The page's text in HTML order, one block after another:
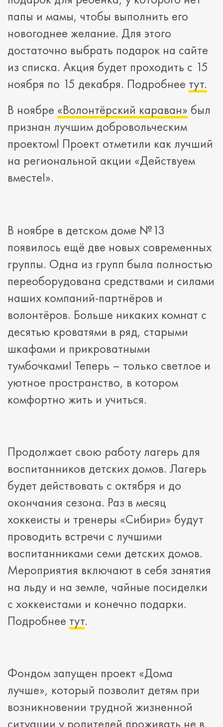
папы и мамы, чтобы выполнить его
новогоднее желание. Для этого
достаточно выбрать подарок на сайте
из списка. Акция будет проходить с 15
ноября по 15 декабря. Подробнее тут.
В ноябре «Волонтёрский караван» был
признан лучшим добровольческим
проектом! Проект отметили как лучший
на региональной акции «Действуем
вместе!».
В ноябре в детском доме №13
появилось ещё две новых современных
группы. Одна из групп была полностью
переоборудована средствами и силами
наших компаний-партнёров и
волонтёров. Больше никаких комнат с
десятью кроватями в ряд, старыми
шкафами и прикроватными
тумбочками! Теперь – только светлое и
уютное пространство, в котором
комфортно жить и учиться.
Продолжает свою работу лагерь для
воспитанников детских домов. Лагерь
будет действовать с октября и до
окончания сезона. Раз в месяц
хоккеисты и тренеры «Сибири» будут
проводить встречи с лучшими
воспитанниками семи детских домов.
Мероприятия включают в себя занятия
на льду и на земле, чайные посиделки
с хоккеистами и конечно подарки.
Подробнее тут.
Фондом запущен проект «Дома
лучше», который позволит детям при
возникновении трудной жизненной
ситуации у родителей проживать не в